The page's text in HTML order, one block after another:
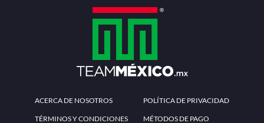
ACERCA DE NOSOTROS POLÍTICA DE PRIVACIDAD
TÉRMINOS Y CONDICIONES MÉTODOS DE PAGO